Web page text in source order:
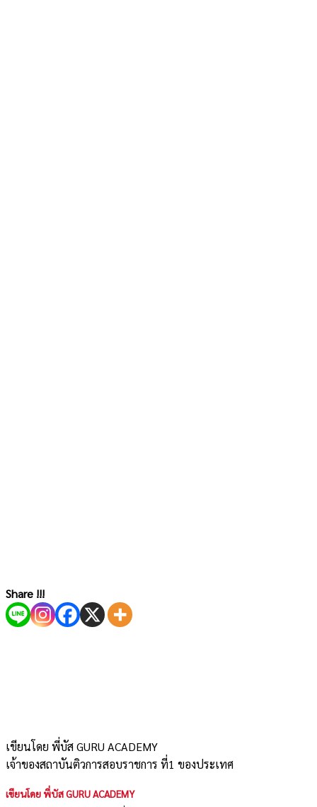
Share !!!
เขียนโดย พี่บัส GURU ACADEMY
เจ้าของสถาบันติวการสอบราชการ ที่1 ของประเทศ
เขียนโดย พี่บัส GURU ACADEMY